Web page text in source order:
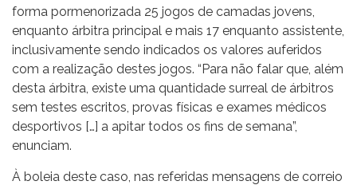
forma pormenorizada 25 jogos de camadas jovens,
enquanto árbitra principal e mais 17 enquanto assistente,
inclusivamente sendo indicados os valores auferidos
com a realização destes jogos. “Para não falar que, além
desta árbitra, existe uma quantidade surreal de árbitros
sem testes escritos, provas físicas e exames médicos
desportivos […] a apitar todos os fins de semana”,
enunciam.
À boleia deste caso, nas referidas mensagens de correio